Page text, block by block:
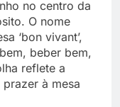
no centro da
O nome
‘bon vivant’,
beber bem,
reflete a
à mesa